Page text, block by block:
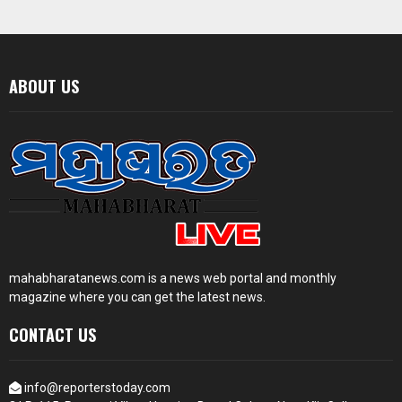
ABOUT US
mahabharatanews.com is a news web portal and monthly
magazine where you can get the latest news.
CONTACT US
info@reporterstoday.com